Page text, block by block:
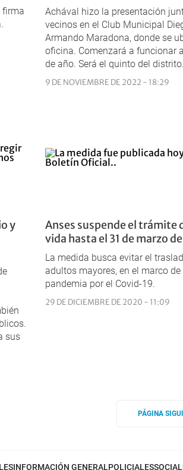
firma
Achával hizo la presentación
vecinos en el Club Municipal
Armando Maradona, donde se
oficina. Comenzará a funcionar
de año. Será el quinto del distrito.
9 DE NOVIEMBRE DE 2022 - 18:29
y
sus
Anses suspende el trámite
vida hasta el 31 de marzo
La medida busca evitar el
adultos mayores, en el marco de
pandemia por el Covid-19.
29 DE DICIEMBRE DE 2020 - 11:09
PÁGINA
INFORMACIÓN GENERALPOLICIALES